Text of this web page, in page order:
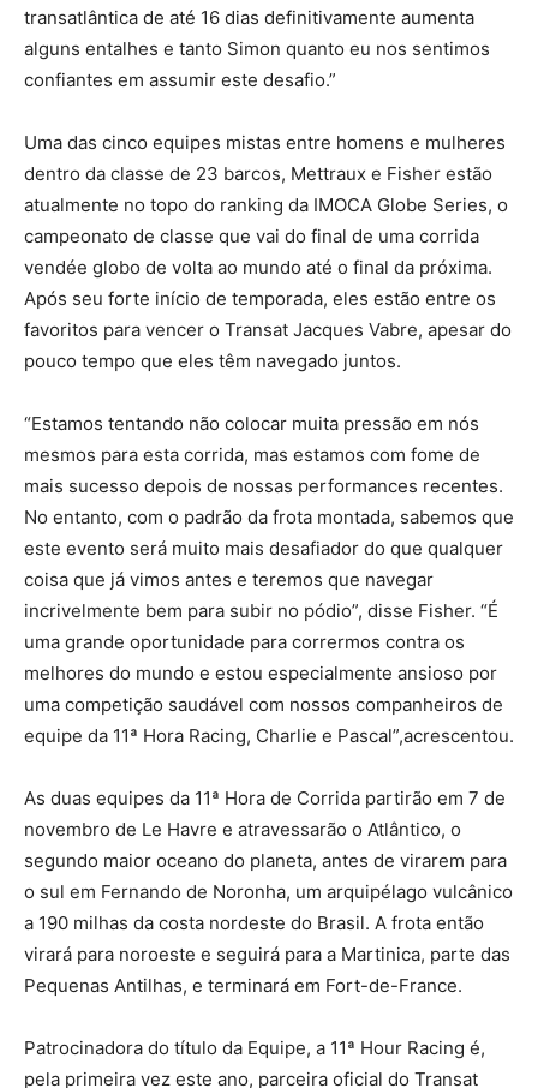
transatlântica de até 16 dias definitivamente aumenta
alguns entalhes e tanto Simon quanto eu nos sentimos
confiantes em assumir este desafio.”
Uma das cinco equipes mistas entre homens e mulheres
dentro da classe de 23 barcos, Mettraux e Fisher estão
atualmente no topo do ranking da IMOCA Globe Series, o
campeonato de classe que vai do final de uma corrida
vendée globo de volta ao mundo até o final da próxima.
Após seu forte início de temporada, eles estão entre os
favoritos para vencer o Transat Jacques Vabre, apesar do
pouco tempo que eles têm navegado juntos.
“Estamos tentando não colocar muita pressão em nós
mesmos para esta corrida, mas estamos com fome de
mais sucesso depois de nossas performances recentes.
No entanto, com o padrão da frota montada, sabemos que
este evento será muito mais desafiador do que qualquer
coisa que já vimos antes e teremos que navegar
incrivelmente bem para subir no pódio”, disse Fisher. “É
uma grande oportunidade para corrermos contra os
melhores do mundo e estou especialmente ansioso por
uma competição saudável com nossos companheiros de
equipe da 11ª Hora Racing, Charlie e Pascal”,acrescentou.
As duas equipes da 11ª Hora de Corrida partirão em 7 de
novembro de Le Havre e atravessarão o Atlântico, o
segundo maior oceano do planeta, antes de virarem para
o sul em Fernando de Noronha, um arquipélago vulcânico
a 190 milhas da costa nordeste do Brasil. A frota então
virará para noroeste e seguirá para a Martinica, parte das
Pequenas Antilhas, e terminará em Fort-de-France.
Patrocinadora do título da Equipe, a 11ª Hour Racing é,
pela primeira vez este ano, parceira oficial do Transat